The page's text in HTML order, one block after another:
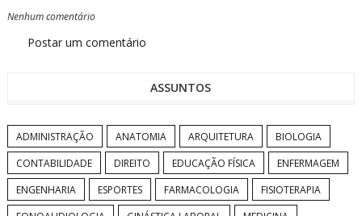
Nenhum comentário
Postar um comentário
ASSUNTOS
ADMINISTRAÇÃO ANATOMIA ARQUITETURA
BIOLOGIA
CONTABILIDADE
DIREITO EDUCAÇÃO FÍSICA
ENFERMAGEM
ENGENHARIA
ESPORTES FARMACOLOGIA
FISIOTERAPIA